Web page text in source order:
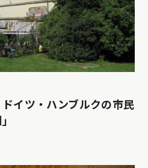
イツ・ハンブルクの市民